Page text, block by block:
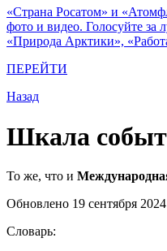
«Страна Росатом» и
фото и видео. Голосуйте
«Природа Арктики»,
ПЕРЕЙТИ
Назад
Шкала
То же, что и
Обновлено 19 сентября 2024
Словарь: